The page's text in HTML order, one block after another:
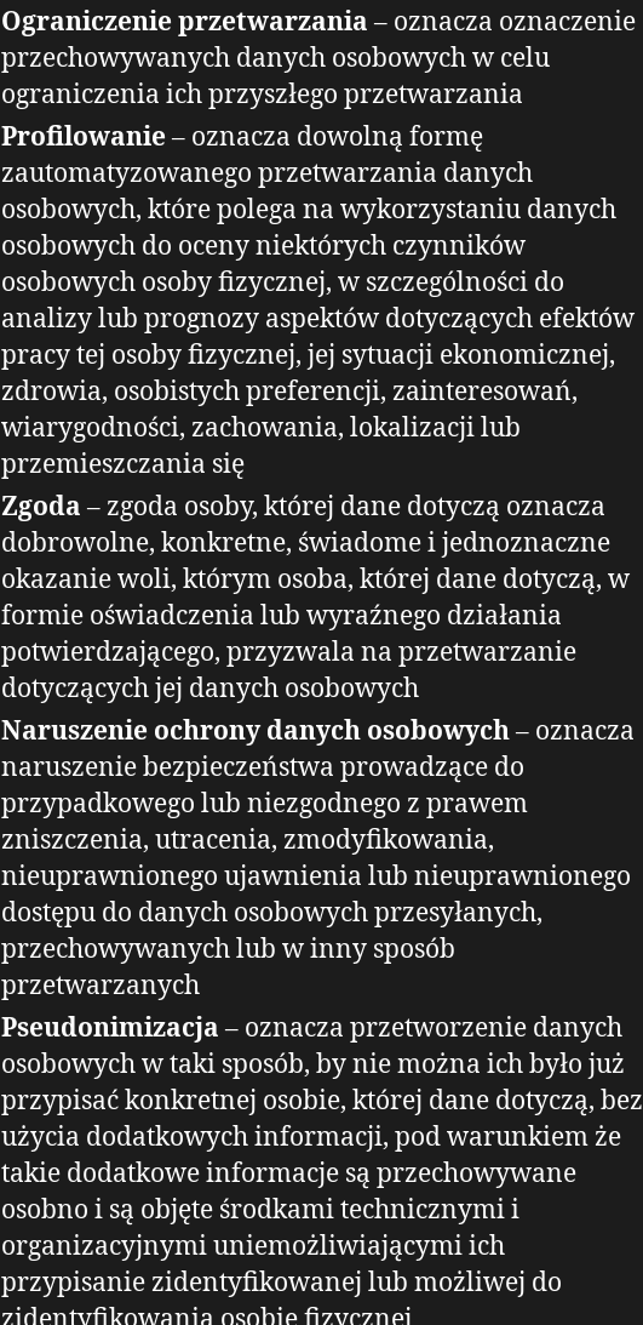
Ograniczenie przetwarzania– oznacza oznaczenie
przechowywanych danych osobowych w celu
ograniczenia ich przyszłego przetwarzania
Profilowanie– oznacza dowolną formę
zautomatyzowanego przetwarzania danych
osobowych, które polega na wykorzystaniu danych
osobowych do oceny niektórych czynników
osobowych osoby fizycznej, w szczególności do
analizy lub prognozy aspektów dotyczących efektów
pracy tej osoby fizycznej, jej sytuacji ekonomicznej,
zdrowia, osobistych preferencji, zainteresowań,
wiarygodności, zachowania, lokalizacji lub
przemieszczania się
Zgoda– zgoda osoby, której dane dotyczą oznacza
dobrowolne, konkretne, świadome i jednoznaczne
okazanie woli, którym osoba, której dane dotyczą, w
formie oświadczenia lub wyraźnego działania
potwierdzającego, przyzwala na przetwarzanie
dotyczących jej danych osobowych
Naruszenie ochrony danych osobowych– oznacza
naruszenie bezpieczeństwa prowadzące do
przypadkowego lub niezgodnego z prawem
zniszczenia, utracenia, zmodyfikowania,
nieuprawnionego ujawnienia lub nieuprawnionego
dostępu do danych osobowych przesyłanych,
przechowywanych lub w inny sposób
przetwarzanych
Pseudonimizacja– oznacza przetworzenie danych
osobowych w taki sposób, by nie można ich było już
przypisać konkretnej osobie, której dane dotyczą, bez
użycia dodatkowych informacji, pod warunkiem że
takie dodatkowe informacje są przechowywane
osobno i są objęte środkami technicznymi i
organizacyjnymi uniemożliwiającymi ich
przypisanie zidentyfikowanej lub możliwej do